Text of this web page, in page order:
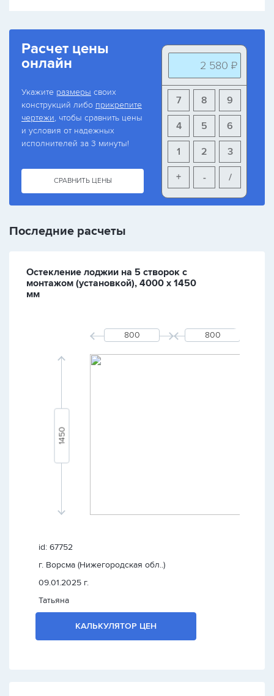
Расчет цены
онлайн
Укажите размеры своих
конструкций либо прикрепите
чертежи, чтобы сравнить цены
и условия от надежных
исполнителей за 3 минуты!
СРАВНИТЬ ЦЕНЫ
2 580 ₽
9
8
7
6
5
4
3
2
1
+ - /
Последние расчеты
Остекление лоджии на 5 створок с
монтажом (установкой), 4000 х 1450
мм
id: 67752
г. Ворсма (Нижегородская обл..)
09.01.2025 г.
Татьяна
КАЛЬКУЛЯТОР ЦЕН